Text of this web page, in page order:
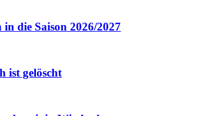
die Saison 2026/2027
ist gelöscht